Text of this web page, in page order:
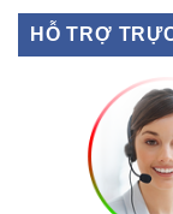
HỖ TRỢ